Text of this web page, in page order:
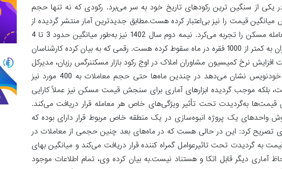
از سنگین ترین رکودهای تاریخ خود به سر می‌برد. رکودی که نه تنها حجم
قیمت را نیز بی‌اعتبار کرده هست.مطابق جدیدترین آمار منتشر گردیده از
سوی وزارت راه و شهرسازی تا چندین سال پیش بازار ماهانه 7 تا 8 هزار معامله مسکن را تجربه می‌کرد. نیمه دوم سال 1402 نیز به‌طور میانگین حدود 3 تا 4
هزار معامله در بازار مسکن تهران ثبت می‌گردید، اما امروز معاملات مسکن تهران به کمتر از 1000 فقره در ماه سقوط کرده هست. رقمی که به بیان کرده کارشناسان
نرخ کمیسیون مشاوران املاک در اوج رکود بازار مسکننرگس رزبان، مدیرکل
دفتر اقتصاد مسکن در این‌باره بیان می‌کند: آمارهای ثبت‌گردیده در سامانه خودنویس نشان می‌دهد در چندین ماه‌ها حتی حجم معاملات به 400 مورد نیز
بلکه موجب گردیده ابزارهای آماری برای سنجش قیمت مسکن نیز عملاً کارایی
به‌گردیدت تحت تأثیر ویژگی‌های خاص هر معامله قرار دریافت می‌کند.
بیش از 150 معامله از مجموع 700 معامله به فروش واحدهای یک پروژه انبوه‌سازی در یک منطقه خاص مربوط قرار دارای بوده که
تصریح کرد:‌ این در حالی هست که در ماه‌های بعد چنین حجمی از معاملات در
گردیدت تحت تاثیرعوامل گمراه کننده قرار دریافت می‌کند و میانگین بهای
دیگر قابل اتکا و هستناد نیست.به بیان کرده وی، تمام اطلاعات موجود